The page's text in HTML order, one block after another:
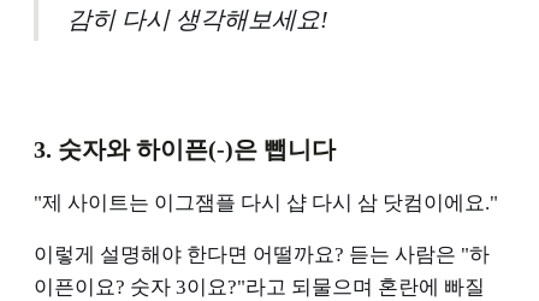
감히 다시 생각해보세요!
3. 숫자와 하이픈(-)은 뺍니다
"제 사이트는 이그잼플 다시 샵 다시 삼 닷컴이에요."
이렇게 설명해야 한다면 어떨까요? 듣는 사람은 "하
이픈이요? 숫자 3이요?"라고 되물으며 혼란에 빠질